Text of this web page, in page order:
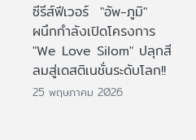
ซีรีส์ฟีเวอร์ "อัพ-ภูมิ"
ผนึกกำลังเปิดโครงการ
"We Love Silom" ปลุกสี
ลมสู่เดสติเนชั่นระดับโลก!!
25 พฤษภาคม 2026